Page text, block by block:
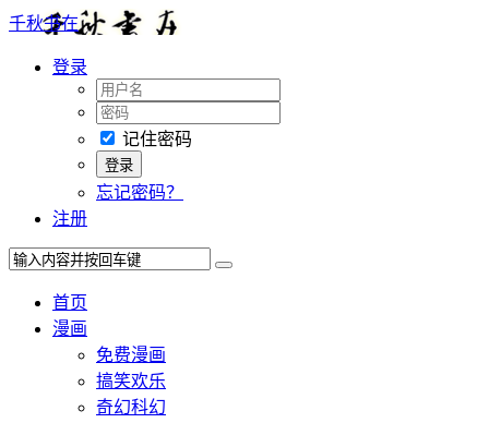
千秋书在
登录
记住密码
忘记密码？
注册
首页
漫画
免费漫画
搞笑欢乐
奇幻科幻